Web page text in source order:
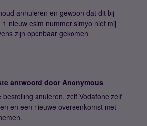
annuleren en gewoon dat dit bij
nieuw esim nummer simyo niet mij
zijn openbaar gekomen
antwoord door Anonymous
bestelling anuleren, zelf Vodafone zelf
en een nieuwe overeenkomst met